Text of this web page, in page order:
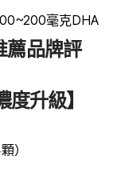
毫克DHA
品牌評
升級】
）